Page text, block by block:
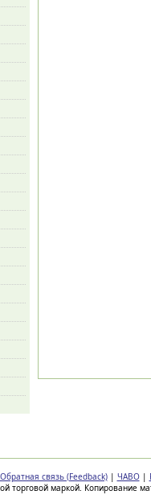
Обратная связь (Feedback) | ЧАВО |
торговой маркой. Копирование